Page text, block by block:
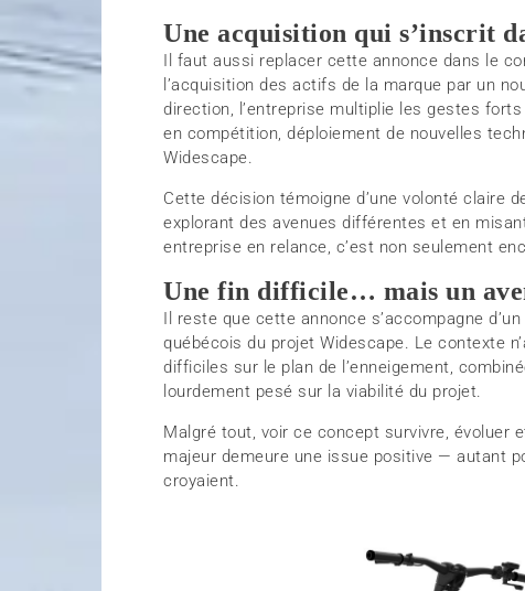
Une acquisition qui s’inscrit
Il faut aussi replacer cette annonce dans le
l’acquisition des actifs de la marque par un
direction, l’entreprise multiplie les gestes
en compétition, déploiement de nouvelles
Widescape.
Cette décision témoigne d’une volonté claire
explorant des avenues différentes et en
entreprise en relance, c’est non seulement
Une fin difficile… mais un
Il reste que cette annonce s’accompagne
québécois du projet Widescape. Le contexte
difficiles sur le plan de l’enneigement,
lourdement pesé sur la viabilité du projet.
Malgré tout, voir ce concept survivre, évoluer
majeur demeure une issue positive — autant
croyaient.